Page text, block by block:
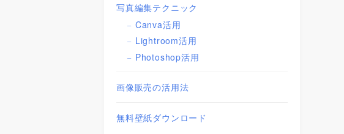
写真編集テクニック
Canva活用
Lightroom活用
Photoshop活用
画像販売の活用法
無料壁紙ダウンロード